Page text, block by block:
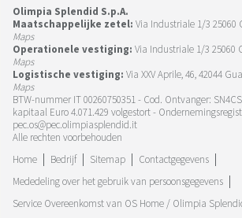
Olimpia Splendid S.p.A.
Maatschappelijke zetel: Via Industriale 1/3 25060
Maps
Operationele vestiging: Via Industriale 1/3 25060
Maps
Logistische vestiging: Via XXV Aprile, 46, 42044
Maps
BTW-nummer IT 00260750351 - Cod. Ontvanger:
kapitaal Euro 4.071.429 volgestort -
pec.os@pec.olimpiasplendid.it
Alle rechten voorbehouden
Home
Bedrijf Sitemap
Contactgegevens
Mededeling over het gebruik van persoonsgegevens
Service Overeenkomst van OS Home / Olimpia